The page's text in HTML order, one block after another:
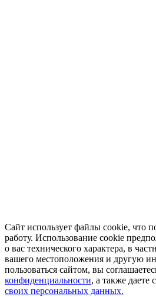
Сайт использует файлы cookie, что
работу. Использование cookie
о вас технического характера, в
вашего местоположения и другую
пользоваться сайтом, вы
конфиденциальности, а также даете
своих персональных данных.